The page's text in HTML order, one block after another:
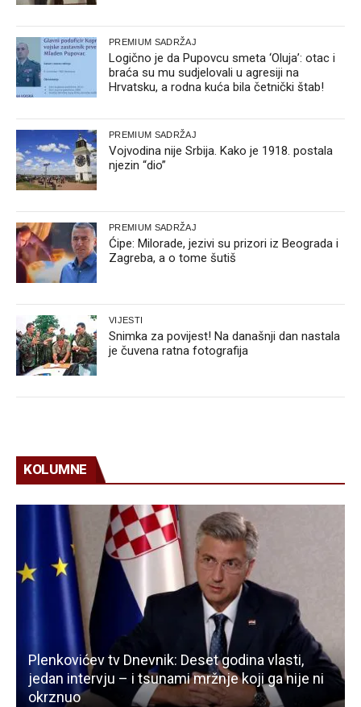
PREMIUM SADRŽAJ
Logično je da Pupovcu smeta ‘Oluja’: otac i
braća su mu sudjelovali u agresiji na
Hrvatsku, a rodna kuća bila četnički štab!
PREMIUM SADRŽAJ
Vojvodina nije Srbija. Kako je 1918. postala
njezin “dio”
PREMIUM SADRŽAJ
Ćipe: Milorade, jezivi su prizori iz Beograda i
Zagreba, a o tome šutiš
VIJESTI
Snimka za povijest! Na današnji dan nastala
je čuvena ratna fotografija
KOLUMNE
Plenkovićev tv Dnevnik: Deset godina vlasti,
jedan intervju – i tsunami mržnje koji ga nije ni
okrznuo